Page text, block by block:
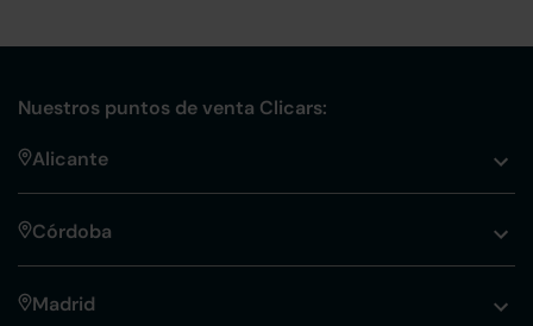
Nuestros puntos de venta Clicars:
Alicante
Córdoba
Madrid